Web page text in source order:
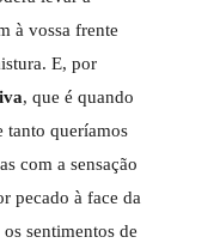
à vossa frente
E, por
, que é quando
tanto queríamos
com a sensação
pecado à face da
sentimentos de